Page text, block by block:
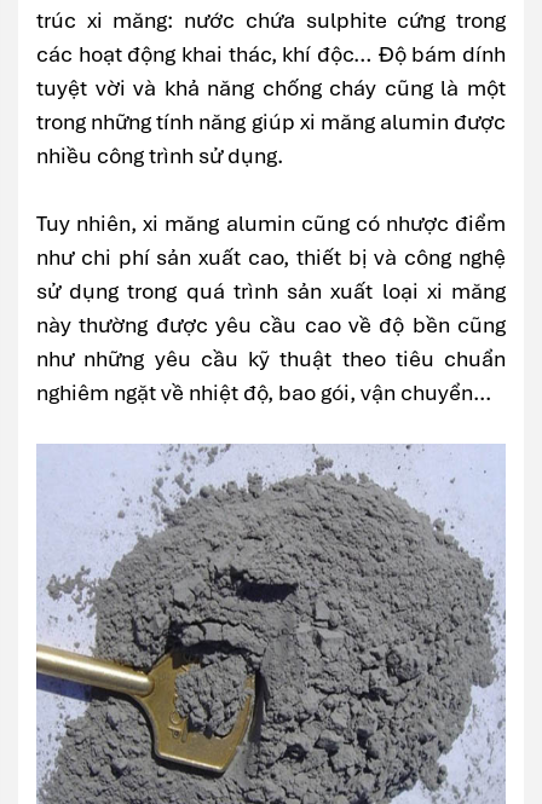
trúc xi măng: nước chứa sulphite cứng trong
các hoạt động khai thác, khí độc… Độ bám dính
tuyệt vời và khả năng chống cháy cũng là một
trong những tính năng giúp xi măng alumin được
nhiều công trình sử dụng.
Tuy nhiên, xi măng alumin cũng có nhược điểm
như chi phí sản xuất cao, thiết bị và công nghệ
sử dụng trong quá trình sản xuất loại xi măng
này thường được yêu cầu cao về độ bền cũng
như những yêu cầu kỹ thuật theo tiêu chuẩn
nghiêm ngặt về nhiệt độ, bao gói, vận chuyển...